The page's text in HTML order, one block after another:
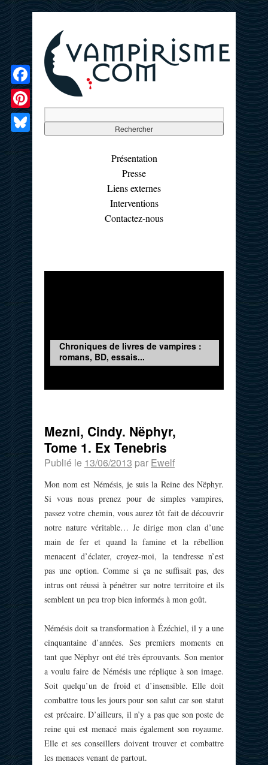
Présentation
Presse
Liens externes
Interventions
Contactez-nous
Chroniques de livres de vampires :
romans, BD, essais...
Mezni, Cindy. Nëphyr,
Tome 1. Ex Tenebris
Publié le 13/06/2013 par Ewelf
Mon nom est Némésis, je suis la Reine des Nëphyr.
Si vous nous prenez pour de simples vampires,
passez votre chemin, vous aurez tôt fait de découvrir
notre nature véritable… Je dirige mon clan d’une
main de fer et quand la famine et la rébellion
menacent d’éclater, croyez-moi, la tendresse n’est
pas une option. Comme si ça ne suffisait pas, des
intrus ont réussi à pénétrer sur notre territoire et ils
semblent un peu trop bien informés à mon goût.
Némésis doit sa transformation à Ézéchiel, il y a une
cinquantaine d’années. Ses premiers moments en
tant que Nëphyr ont été très éprouvants. Son mentor
a voulu faire de Némésis une réplique à son image.
Soit quelqu’un de froid et d’insensible. Elle doit
combattre tous les jours pour son salut car son statut
est précaire. D’ailleurs, il n’y a pas que son poste de
reine qui est menacé mais également son royaume.
Elle et ses conseillers doivent trouver et combattre
les menaces venant de partout.
Facebook
Pinterest
Bluesky